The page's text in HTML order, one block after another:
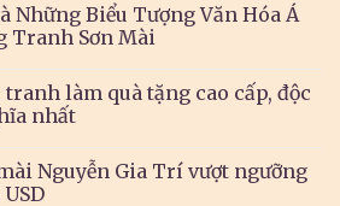
Những Biểu Tượng Văn Hóa Á
Tranh Sơn Mài
làm quà tặng cao cấp, độc
nhất
Nguyễn Gia Trí vượt ngưỡng